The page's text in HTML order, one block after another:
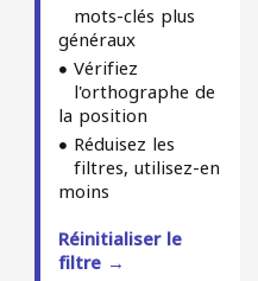
mots-clés plus
généraux
Vérifiez
l'orthographe de
la position
Réduisez les
filtres, utilisez-en
moins
Réinitialiser le
filtre →